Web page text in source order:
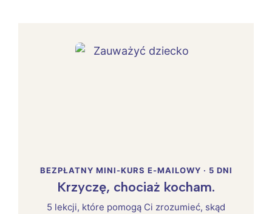
BEZPŁATNY MINI-KURS E-MAILOWY · 5 DNI
Krzyczę, chociaż kocham.
5 lekcji, które pomogą Ci zrozumieć, skąd